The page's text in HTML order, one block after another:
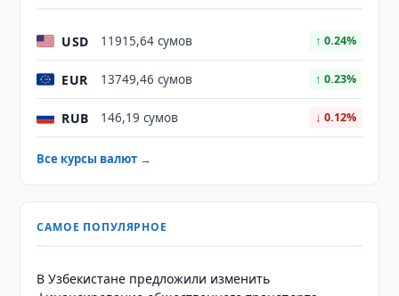
USD 11915,64 сумов ↑ 0.24%
EUR 13749,46 сумов ↑ 0.23%
RUB 146,19 сумов ↓ 0.12%
Все курсы валют →
САМОЕ ПОПУЛЯРНОЕ
В Узбекистане предложили изменить